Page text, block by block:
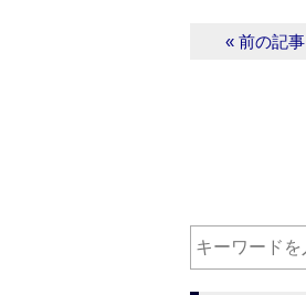
« 前の記事